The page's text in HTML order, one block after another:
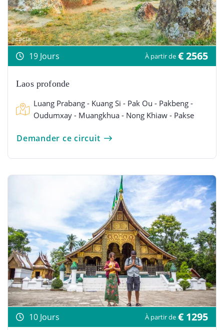
19 Jours À partir de € 2565
Laos profonde
Luang Prabang - Kuang Si - Pak Ou - Pakbeng -
Oudumxay - Muangkhua - Nong Khiaw - Pakse
Demander ce circuit
10 Jours À partir de € 1295